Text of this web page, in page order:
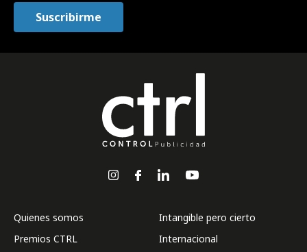
Quienes somos
Premios CTRL
Intangible pero cierto
Internacional